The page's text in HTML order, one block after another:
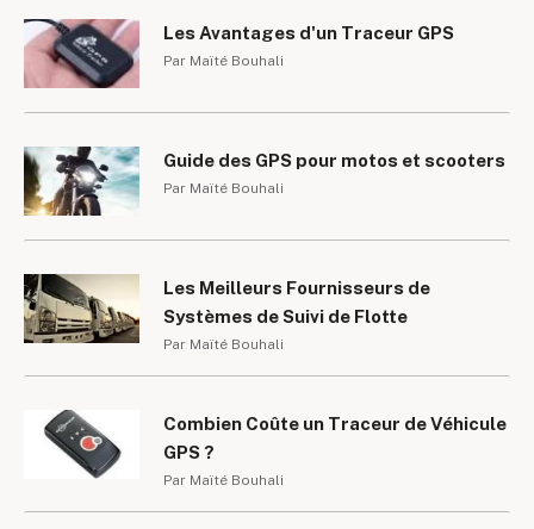
Les Avantages d'un Traceur GPS
Par Maïté Bouhali
Guide des GPS pour motos et scooters
Par Maïté Bouhali
Les Meilleurs Fournisseurs de
Systèmes de Suivi de Flotte
Par Maïté Bouhali
Combien Coûte un Traceur de Véhicule
GPS ?
Par Maïté Bouhali